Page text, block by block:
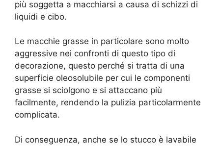
più soggetta a macchiarsi a causa di schizzi di
liquidi e cibo.
Le macchie grasse in particolare sono molto
aggressive nei confronti di questo tipo di
decorazione, questo perché si tratta di una
superficie oleosolubile per cui le componenti
grasse si sciolgono e si attaccano più
facilmente, rendendo la pulizia particolarmente
complicata.
Di conseguenza, anche se lo stucco è lavabile